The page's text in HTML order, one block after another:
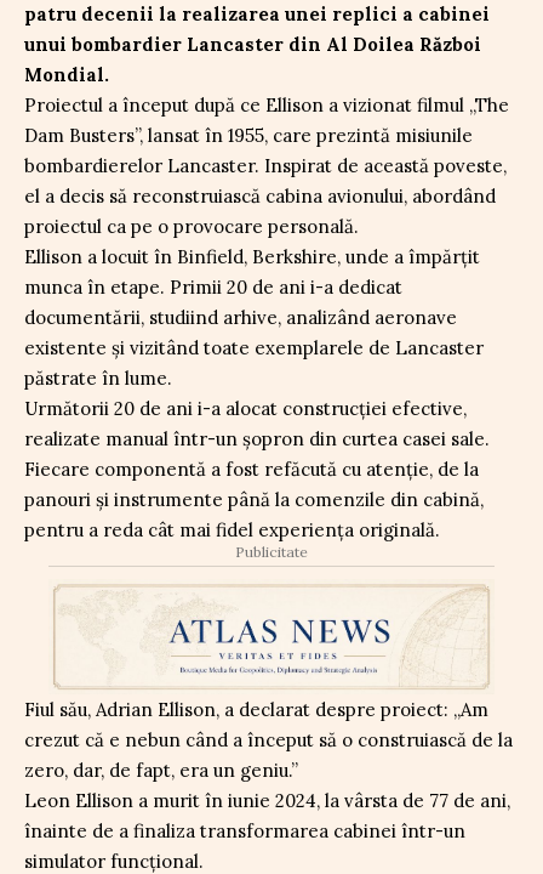
patru decenii la realizarea unei replici a cabinei
unui bombardier Lancaster din Al Doilea Război
Mondial.
Proiectul a început după ce Ellison a vizionat filmul „The
Dam Busters”, lansat în 1955, care prezintă misiunile
bombardierelor Lancaster. Inspirat de această poveste,
el a decis să reconstruiască cabina avionului, abordând
proiectul ca pe o provocare personală.
Ellison a locuit în Binfield, Berkshire, unde a împărțit
munca în etape. Primii 20 de ani i-a dedicat
documentării, studiind arhive, analizând aeronave
existente și vizitând toate exemplarele de Lancaster
păstrate în lume.
Următorii 20 de ani i-a alocat construcției efective,
realizate manual într-un șopron din curtea casei sale.
Fiecare componentă a fost refăcută cu atenție, de la
panouri și instrumente până la comenzile din cabină,
pentru a reda cât mai fidel experiența originală.
Publicitate
Fiul său, Adrian Ellison, a declarat despre proiect: „Am
crezut că e nebun când a început să o construiască de la
zero, dar, de fapt, era un geniu.”
Leon Ellison a murit în iunie 2024, la vârsta de 77 de ani,
înainte de a finaliza transformarea cabinei într-un
simulator funcțional.